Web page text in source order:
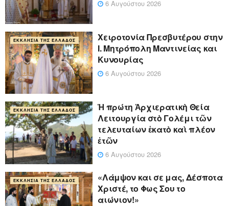
6 Αυγούστου 2026
ΕΚΚΛΗΣΊΑ ΤΗΣ ΕΛΛΆΔΟΣ
Xειροτονία Πρεσβυτέρου στην
Ι. Μητρόπολη Μαντινείας και
Κυνουρίας
6 Αυγούστου 2026
ΕΚΚΛΗΣΊΑ ΤΗΣ ΕΛΛΆΔΟΣ
Ἡ πρώτη Ἀρχιερατικὴ Θεία
Λειτουργία στὸ Γολέμι τῶν
τελευταίων ἑκατὸ καὶ πλέον
ἐτῶν
6 Αυγούστου 2026
ΕΚΚΛΗΣΊΑ ΤΗΣ ΕΛΛΆΔΟΣ
«Λάμψον και σε μας, Δέσποτα
Χριστέ, το Φως Σου το
αιώνιον!»